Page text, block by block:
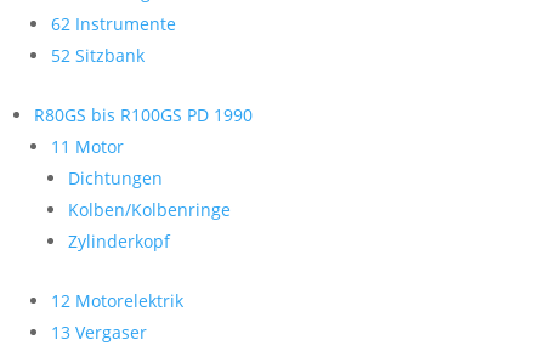
62 Instrumente
52 Sitzbank
R80GS bis R100GS PD 1990
11 Motor
Dichtungen
Kolben/Kolbenringe
Zylinderkopf
12 Motorelektrik
13 Vergaser